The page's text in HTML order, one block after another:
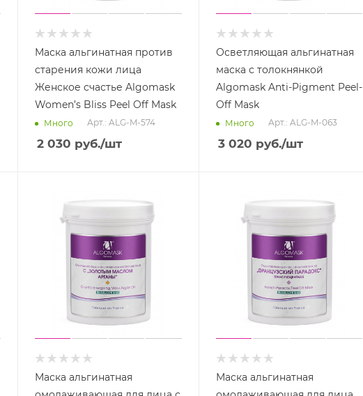
Маска альгинатная против
старения кожи лица
Женское счастье Algomask
Women’s Bliss Peel Off Mask
Много Арт.: ALG-M-574
2 030 руб./шт
Осветляющая альгинатная
маска с толокнянкой
Algomask Anti-Pigment Peel-
Off Mask
Много Арт.: ALG-M-063
3 020 руб./шт
Маска альгинатная
Маска альгинатная